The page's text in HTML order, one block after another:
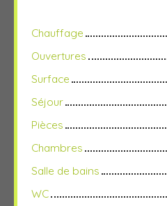
Chauffage
Ouvertures
Surface
Séjour
Pièces
Chambres
Salle de bains
WC